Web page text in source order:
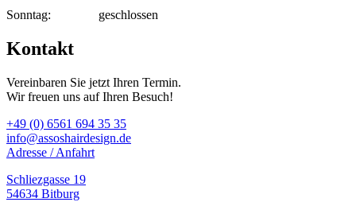
Sonntag: geschlossen
Kontakt
Vereinbaren Sie jetzt Ihren Termin.
Wir freuen uns auf Ihren Besuch!
+49 (0) 6561 694 35 35
info@assoshairdesign.de
Adresse / Anfahrt
Schliezgasse 19
54634 Bitburg